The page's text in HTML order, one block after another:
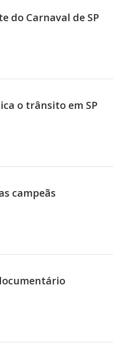
do Carnaval de SP
o trânsito em SP
campeãs